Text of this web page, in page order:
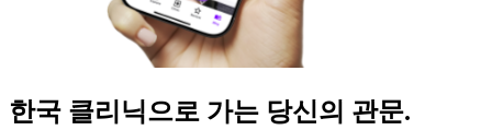
한국 클리닉으로 가는 당신의 관문.